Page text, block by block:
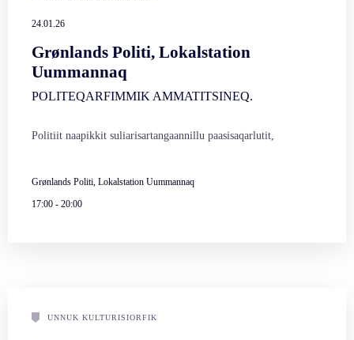
24.01.26
Grønlands Politi, Lokalstation
Uummannaq
POLITEQARFIMMIK AMMATITSINEQ.
Politiit naapikkit suliarisartangaannillu paasisaqarlutit,
Grønlands Politi, Lokalstation Uummannaq
17:00 - 20:00
UNNUK KULTURISIORFIK